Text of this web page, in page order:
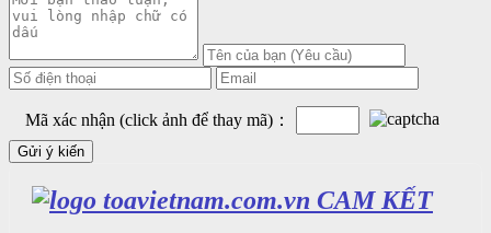
Mã xác nhận (click ảnh để thay mã)：
CAM KẾT